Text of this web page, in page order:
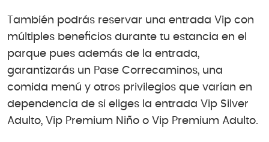
También podrás reservar una entrada Vip con
múltiples beneficios durante tu estancia en el
parque pues además de la entrada,
garantizarás un Pase Correcaminos, una
comida menú y otros privilegios que varían en
dependencia de si eliges la entrada Vip Silver
Adulto, Vip Premium Niño o Vip Premium Adulto.